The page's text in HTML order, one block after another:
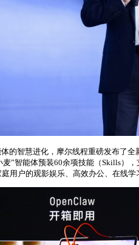
的智慧进化，摩尔线程重磅发布了
麦”智能体预装60余项技能（Skills）
用户的观影娱乐、高效办公、在线